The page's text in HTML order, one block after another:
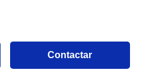
Contactar